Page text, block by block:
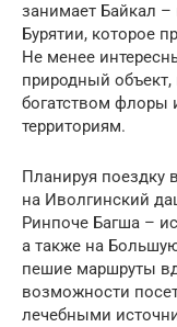
занимает Байкал
Бурятии, которое
Не менее
природный объект,
богатством флоры
территориям.
Планируя поездку
на Иволгинский
Ринпоче Багша –
а также на
пешие маршруты
возможности
лечебными